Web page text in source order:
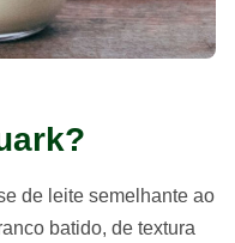
de leite semelhante ao
batido, de textura